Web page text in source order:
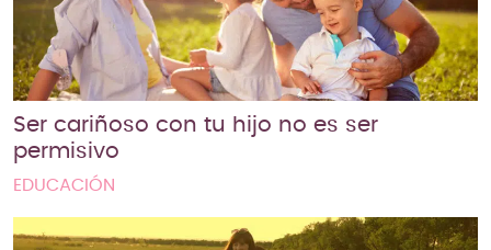
Ser cariñoso con tu hijo no es ser
permisivo
EDUCACIÓN